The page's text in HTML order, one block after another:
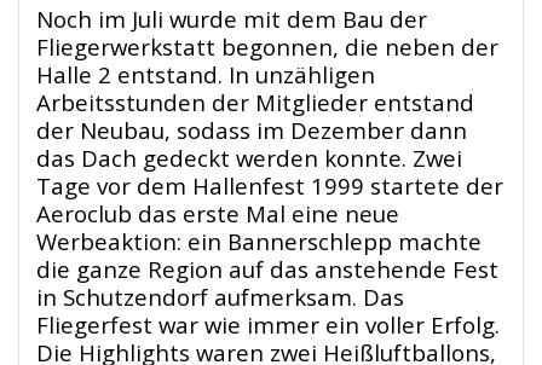
Noch im Juli wurde mit dem Bau der
Fliegerwerkstatt begonnen, die neben der
Halle 2 entstand. In unzähligen
Arbeitsstunden der Mitglieder entstand
der Neubau, sodass im Dezember dann
das Dach gedeckt werden konnte. Zwei
Tage vor dem Hallenfest 1999 startete der
Aeroclub das erste Mal eine neue
Werbeaktion: ein Bannerschlepp machte
die ganze Region auf das anstehende Fest
in Schutzendorf aufmerksam. Das
Fliegerfest war wie immer ein voller Erfolg.
Die Highlights waren zwei Heißluftballons,